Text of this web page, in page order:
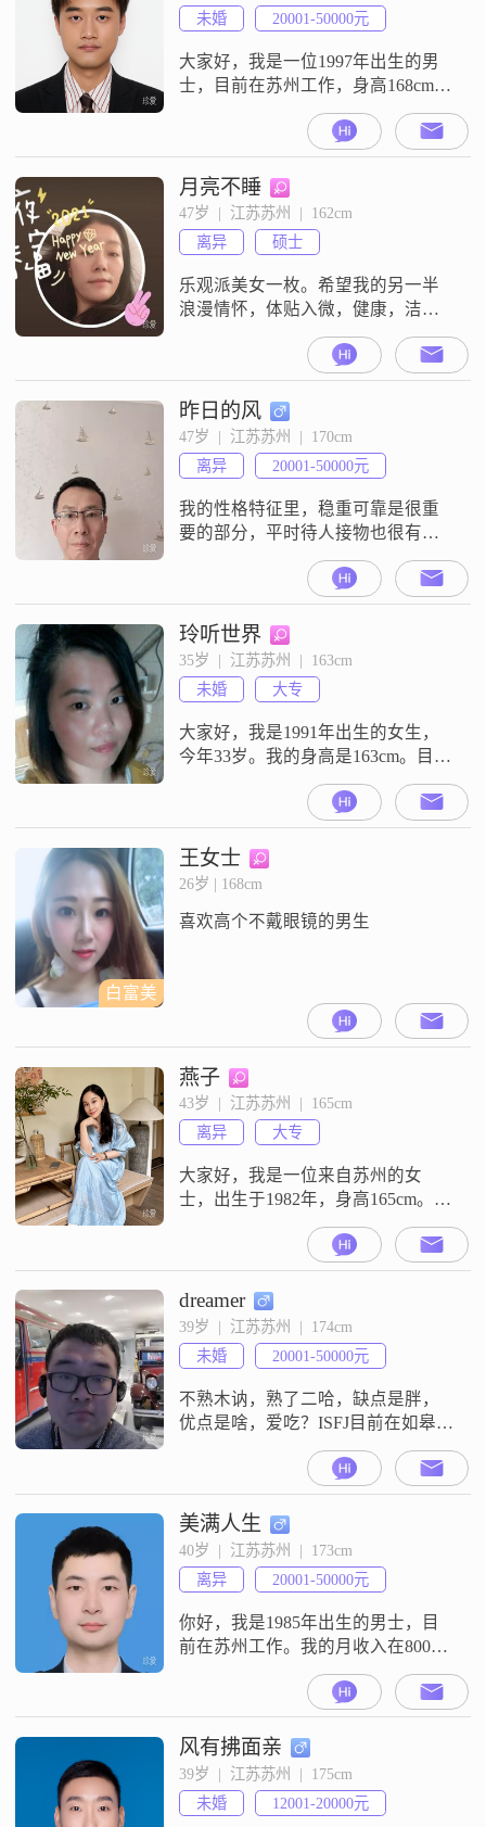
未婚
20001-50000元
大家好，我是一位1997年出生的男
士，目前在苏州工作，身高168cm。
我的月收入在12001到20000元之
间，学历是大专。我性格乐观积
极，责任感强，随和易相处。我喜
欢活在当下，努力平衡工作与生
活。平时，我热衷于自我提升，不
断学习新知识和技能。在业余时
间，我喜欢玩电子游戏，这让我感
到放松和快乐。此外，我还是一名
健身增肌
月亮不睡
47岁  |  江苏苏州  |  162cm
离异
硕士
乐观派美女一枚。希望我的另一半
浪漫情怀，体贴入微，健康，洁身
自好，有自己的事业。提醒一下各
帅哥：仅关注我没有意义，若有意
就互动吧
昨日的风
47岁  |  江苏苏州  |  170cm
离异
20001-50000元
我的性格特征里，稳重可靠是很重
要的部分，平时待人接物也很有耐
心，比较包容。在感情里，我觉得
真诚相待是基础，两个人相处需要
包容理解，也要相互尊重。沟通的
时候，我希望我们是平等的状态，
能好好交流。我现在想找一位合适
的女士，期待能遇到那个合拍的
人，一起好好相处，往后的日子互
相陪伴，共同经营生活。
玲听世界
35岁  |  江苏苏州  |  163cm
未婚
大专
大家好，我是1991年出生的女生，
今年33岁。我的身高是163cm。目前
我的月收入在3001到5000元这个范
围。我的工作地点在苏州。我的学
历是大专。我是一个善解人意的
人，平时性格温柔体贴。对待生
活，我保持着乐观积极的态度，并
真诚可靠。在价值观上，我认为家
白富美
王女士
26岁 | 168cm
喜欢高个不戴眼镜的男生
燕子
43岁  |  江苏苏州  |  165cm
离异
大专
大家好，我是一位来自苏州的女
士，出生于1982年，身高165cm。我
在苏州有着稳定的工作，月收入在
8001到12000元之间，学历是大专。
我性格真诚可靠，善解人意，温柔
体贴，热爱生活。我相信人与人之
间的相处应该是互相尊重，真诚沟
通，信任包容的。我认为三观契合
非常重要，只有三观一致，才能更
好地理解对方，相处起来也会更加
轻
dreamer
39岁  |  江苏苏州  |  174cm
未婚
20001-50000元
不熟木讷，熟了二哈，缺点是胖，
优点是啥，爱吃？ISFJ目前在如皋，
早八晚五，周末双休
美满人生
40岁  |  江苏苏州  |  173cm
离异
20001-50000元
你好，我是1985年出生的男士，目
前在苏州工作。我的月收入在8001
到12000元之间，学历是硕士。我的
性格特征包括稳重可靠，责任感
强，耐心包容，勤俭节约。在相处
中，我倾向于有话直说，坚持理性
沟通。关于感情，我认为三观契合
和双向奔赴很重要。我具备经济独
立的条件。平时的个人爱好是徒步
风有拂面亲
39岁  |  江苏苏州  |  175cm
未婚
12001-20000元